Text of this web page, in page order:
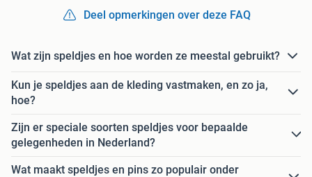
Deel opmerkingen over deze FAQ
Wat zijn speldjes en hoe worden ze meestal gebruikt?
Kun je speldjes aan de kleding vastmaken, en zo ja,
hoe?
Zijn er speciale soorten speldjes voor bepaalde
gelegenheden in Nederland?
Wat maakt speldjes en pins zo populair onder